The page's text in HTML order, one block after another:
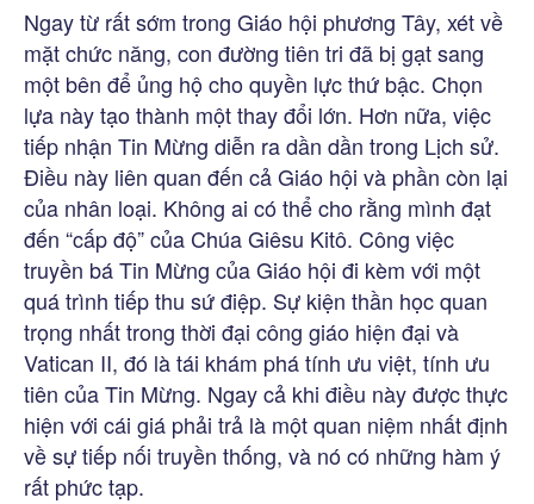
Ngay từ rất sớm trong Giáo hội phương Tây, xét về
mặt chức năng, con đường tiên tri đã bị gạt sang
một bên để ủng hộ cho quyền lực thứ bậc. Chọn
lựa này tạo thành một thay đổi lớn. Hơn nữa, việc
tiếp nhận Tin Mừng diễn ra dần dần trong Lịch sử.
Điều này liên quan đến cả Giáo hội và phần còn lại
của nhân loại. Không ai có thể cho rằng mình đạt
đến “cấp độ” của Chúa Giêsu Kitô. Công việc
truyền bá Tin Mừng của Giáo hội đi kèm với một
quá trình tiếp thu sứ điệp. Sự kiện thần học quan
trọng nhất trong thời đại công giáo hiện đại và
Vatican II, đó là tái khám phá tính ưu việt, tính ưu
tiên của Tin Mừng. Ngay cả khi điều này được thực
hiện với cái giá phải trả là một quan niệm nhất định
về sự tiếp nối truyền thống, và nó có những hàm ý
rất phức tạp.